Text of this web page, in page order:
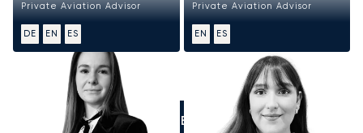
Private Aviation Advisor
DE EN ES
Private Aviation Advisor
EN ES
LLÁMENOS